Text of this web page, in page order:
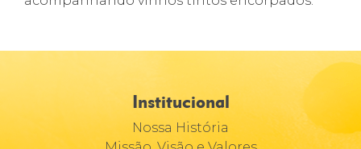
Institucional
Nossa História